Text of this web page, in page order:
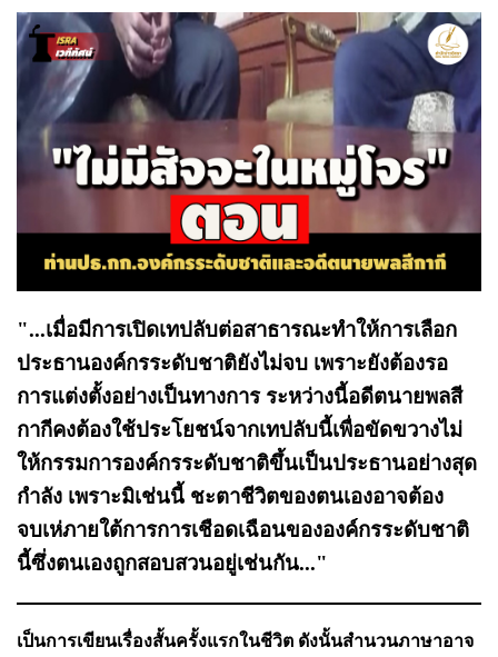
"...เมื่อมีการเปิดเทปลับต่อสาธารณะทำให้การเลือก
ประธานองค์กรระดับชาติยังไม่จบ เพราะยังต้องรอ
การแต่งตั้งอย่างเป็นทางการ ระหว่างนี้อดีตนายพลสี
กากีคงต้องใช้ประโยชน์จากเทปลับนี้เพื่อขัดขวางไม่
ให้กรรมการองค์กรระดับชาติขึ้นเป็นประธานอย่างสุด
กำลัง เพราะมิเช่นนี้ ชะตาชีวิตของตนเองอาจต้อง
จบเห่ภายใต้การการเชือดเฉือนขององค์กรระดับชาติ
นี้ซึ่งตนเองถูกสอบสวนอยู่เช่นกัน..."
เป็นการเขียนเรื่องสั้นครั้งแรกในชีวิต ดังนั้นสำนวนภาษาอาจ